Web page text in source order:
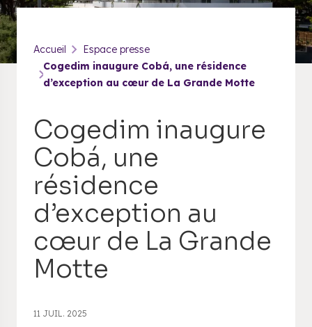
Accueil
Espace presse
Cogedim inaugure Cobá, une résidence
d’exception au cœur de La Grande Motte
Cogedim inaugure
Cobá, une
résidence
d’exception au
cœur de La Grande
Motte
11 JUIL. 2025